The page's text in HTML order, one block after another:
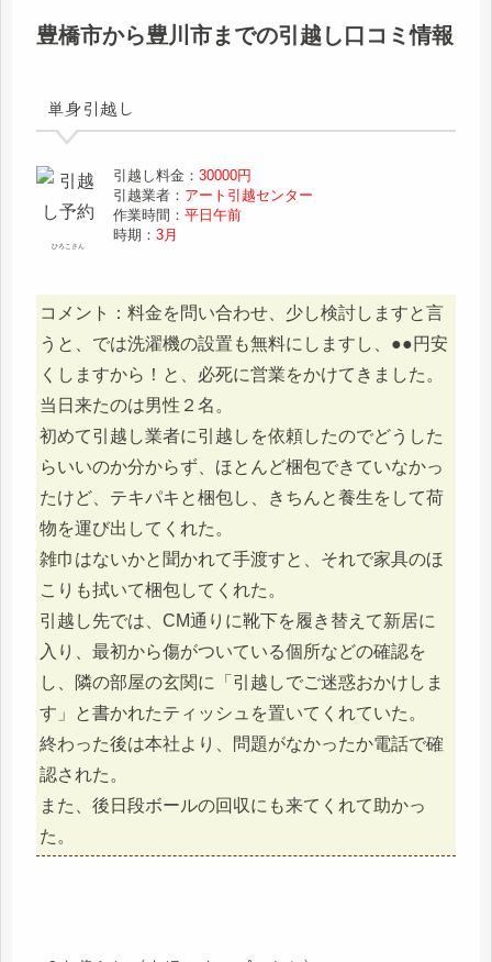
豊橋市から豊川市までの引越し口コミ情報
単身引越し
ひろこさん
引越し料金：30000円
引越業者： アート引越センター
作業時間：平日午前
時期：3月
コメント：料金を問い合わせ、少し検討しますと言
うと、では洗濯機の設置も無料にしますし、●●円安
くしますから！と、必死に営業をかけてきました。
当日来たのは男性２名。
初めて引越し業者に引越しを依頼したのでどうした
らいいのか分からず、ほとんど梱包できていなかっ
たけど、テキパキと梱包し、きちんと養生をして荷
物を運び出してくれた。
雑巾はないかと聞かれて手渡すと、それで家具のほ
こりも拭いて梱包してくれた。
引越し先では、CM通りに靴下を履き替えて新居に
入り、最初から傷がついている個所などの確認を
し、隣の部屋の玄関に「引越しでご迷惑おかけしま
す」と書かれたティッシュを置いてくれていた。
終わった後は本社より、問題がなかったか電話で確
認された。
また、後日段ボールの回収にも来てくれて助かっ
た。